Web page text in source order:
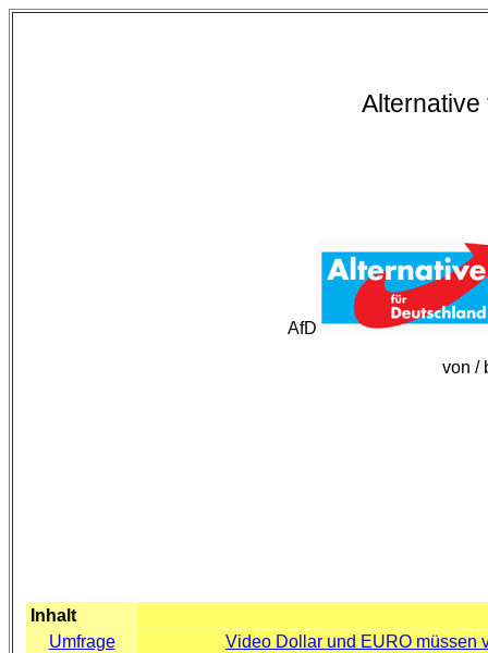
Alternative
AfD
von /
Inhalt
Umfrage
Video Dollar und EURO müssen